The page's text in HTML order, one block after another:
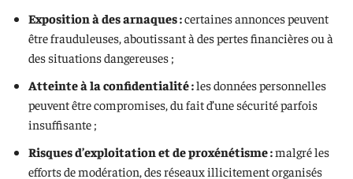
Exposition à des arnaques :certaines annonces peuvent
être frauduleuses, aboutissant à des pertes financières ou à
des situations dangereuses ;
Atteinte à la confidentialité :les données personnelles
peuvent être compromises, du fait d’une sécurité parfois
insuffisante ;
Risques d’exploitation et de proxénétisme :malgré les
efforts de modération, des réseaux illicitement organisés